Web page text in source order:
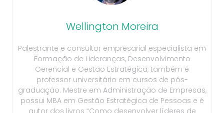
Wellington Moreira
Palestrante e consultor empresarial especialista em
Formação de Lideranças, Desenvolvimento
Gerencial e Gestão Estratégica, também é
professor universitário em cursos de pós-
graduação. Mestre em Administração de Empresas,
possui MBA em Gestão Estratégica de Pessoas e é
autor dos livros “Como desenvolver líderes de